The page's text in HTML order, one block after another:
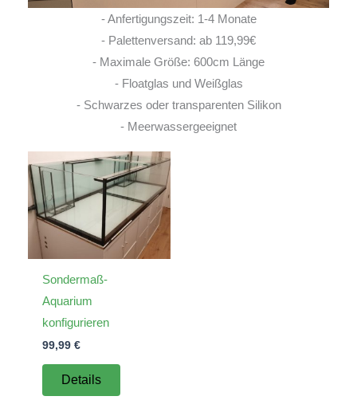
- Anfertigungszeit: 1-4 Monate
- Palettenversand: ab 119,99€
- Maximale Größe: 600cm Länge
- Floatglas und Weißglas
- Schwarzes oder transparenten Silikon
- Meerwassergeeignet
Sondermaß-
Aquarium
konfigurieren
99,99 €
Details